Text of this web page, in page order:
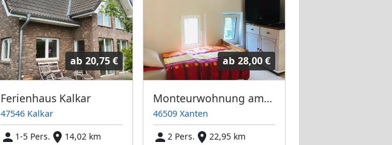
ab 20,75 €
Ferienhaus Kalkar
47546 Kalkar
1-5 Pers.
14,02 km
ab 28,00 €
Monteurwohnung am See Xanten
46509 Xanten
2 Pers.
22,95 km